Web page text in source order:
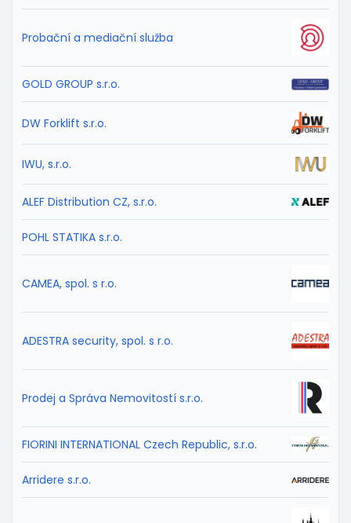
Probační a mediační služba
GOLD GROUP s.r.o.
DW Forklift s.r.o.
IWU, s.r.o.
ALEF Distribution CZ, s.r.o.
POHL STATIKA s.r.o.
CAMEA, spol. s r.o.
ADESTRA security, spol. s r.o.
Prodej a Správa Nemovitostí s.r.o.
FIORINI INTERNATIONAL Czech Republic, s.r.o.
Arridere s.r.o.